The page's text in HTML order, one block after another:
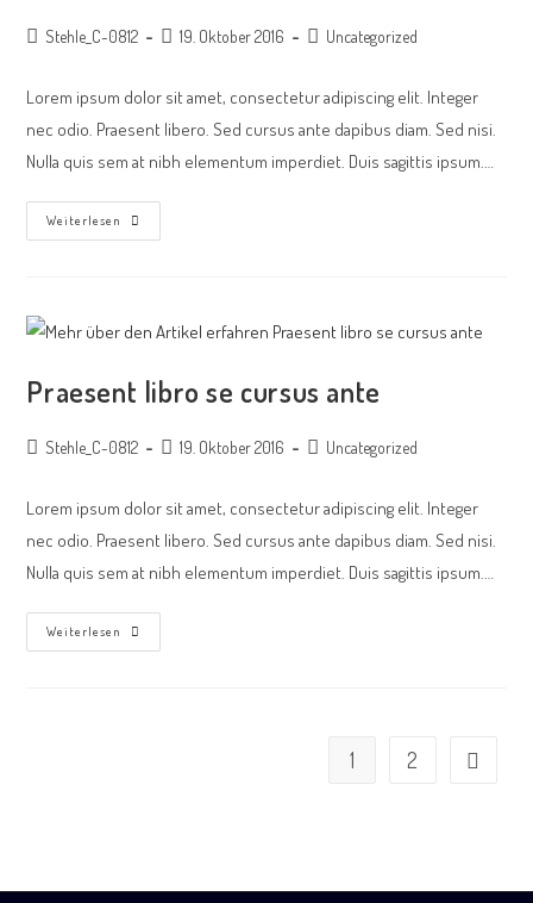
Stehle_C-0812 19. Oktober 2016 Uncategorized
Lorem ipsum dolor sit amet, consectetur adipiscing elit. Integer
nec odio. Praesent libero. Sed cursus ante dapibus diam. Sed nisi.
Nulla quis sem at nibh elementum imperdiet. Duis sagittis ipsum.…
Weiterlesen
Praesent libro se cursus ante
Stehle_C-0812 19. Oktober 2016 Uncategorized
Lorem ipsum dolor sit amet, consectetur adipiscing elit. Integer
nec odio. Praesent libero. Sed cursus ante dapibus diam. Sed nisi.
Nulla quis sem at nibh elementum imperdiet. Duis sagittis ipsum.…
Weiterlesen
1 2